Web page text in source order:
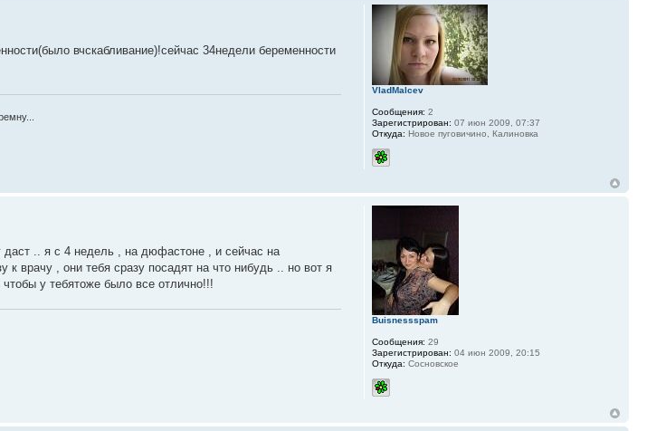
вчскабливание)!сейчас 34недели беременности
VladMalcev
Сообщения: 2
Зарегистрирован: 07 июн 2009, 07:37
Откуда: Новое пуговичино, Калиновка
даст .. я с 4 недель , на дюфастоне , и сейчас на
врачу , они тебя сразу посадят на что нибудь .. но вот я
у тебятоже было все отлично!!!
Buisnessspam
Сообщения: 29
Зарегистрирован: 04 июн 2009, 20:15
Откуда: Сосновское